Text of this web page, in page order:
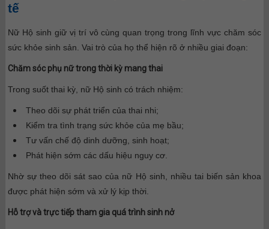
tế
Nữ Hộ sinh giữ vị trí vô cùng quan trọng trong lĩnh vực chăm sóc
sức khỏe sinh sản. Vai trò của họ thể hiện rõ ở nhiều giai đoạn:
Chăm sóc phụ nữ trong thời kỳ mang thai
Trong suốt thai kỳ, nữ Hộ sinh có trách nhiệm:
Theo dõi sự phát triển của thai nhi;
Kiểm tra tình trạng sức khỏe của mẹ bầu;
Tư vấn chế độ dinh dưỡng, sinh hoạt;
Phát hiện sớm các dấu hiệu nguy cơ.
Nhờ sự theo dõi sát sao của nữ Hộ sinh, nhiều tai biến sản khoa
được phát hiện sớm và xử lý kịp thời.
Hỗ trợ và trực tiếp tham gia quá trình sinh nở